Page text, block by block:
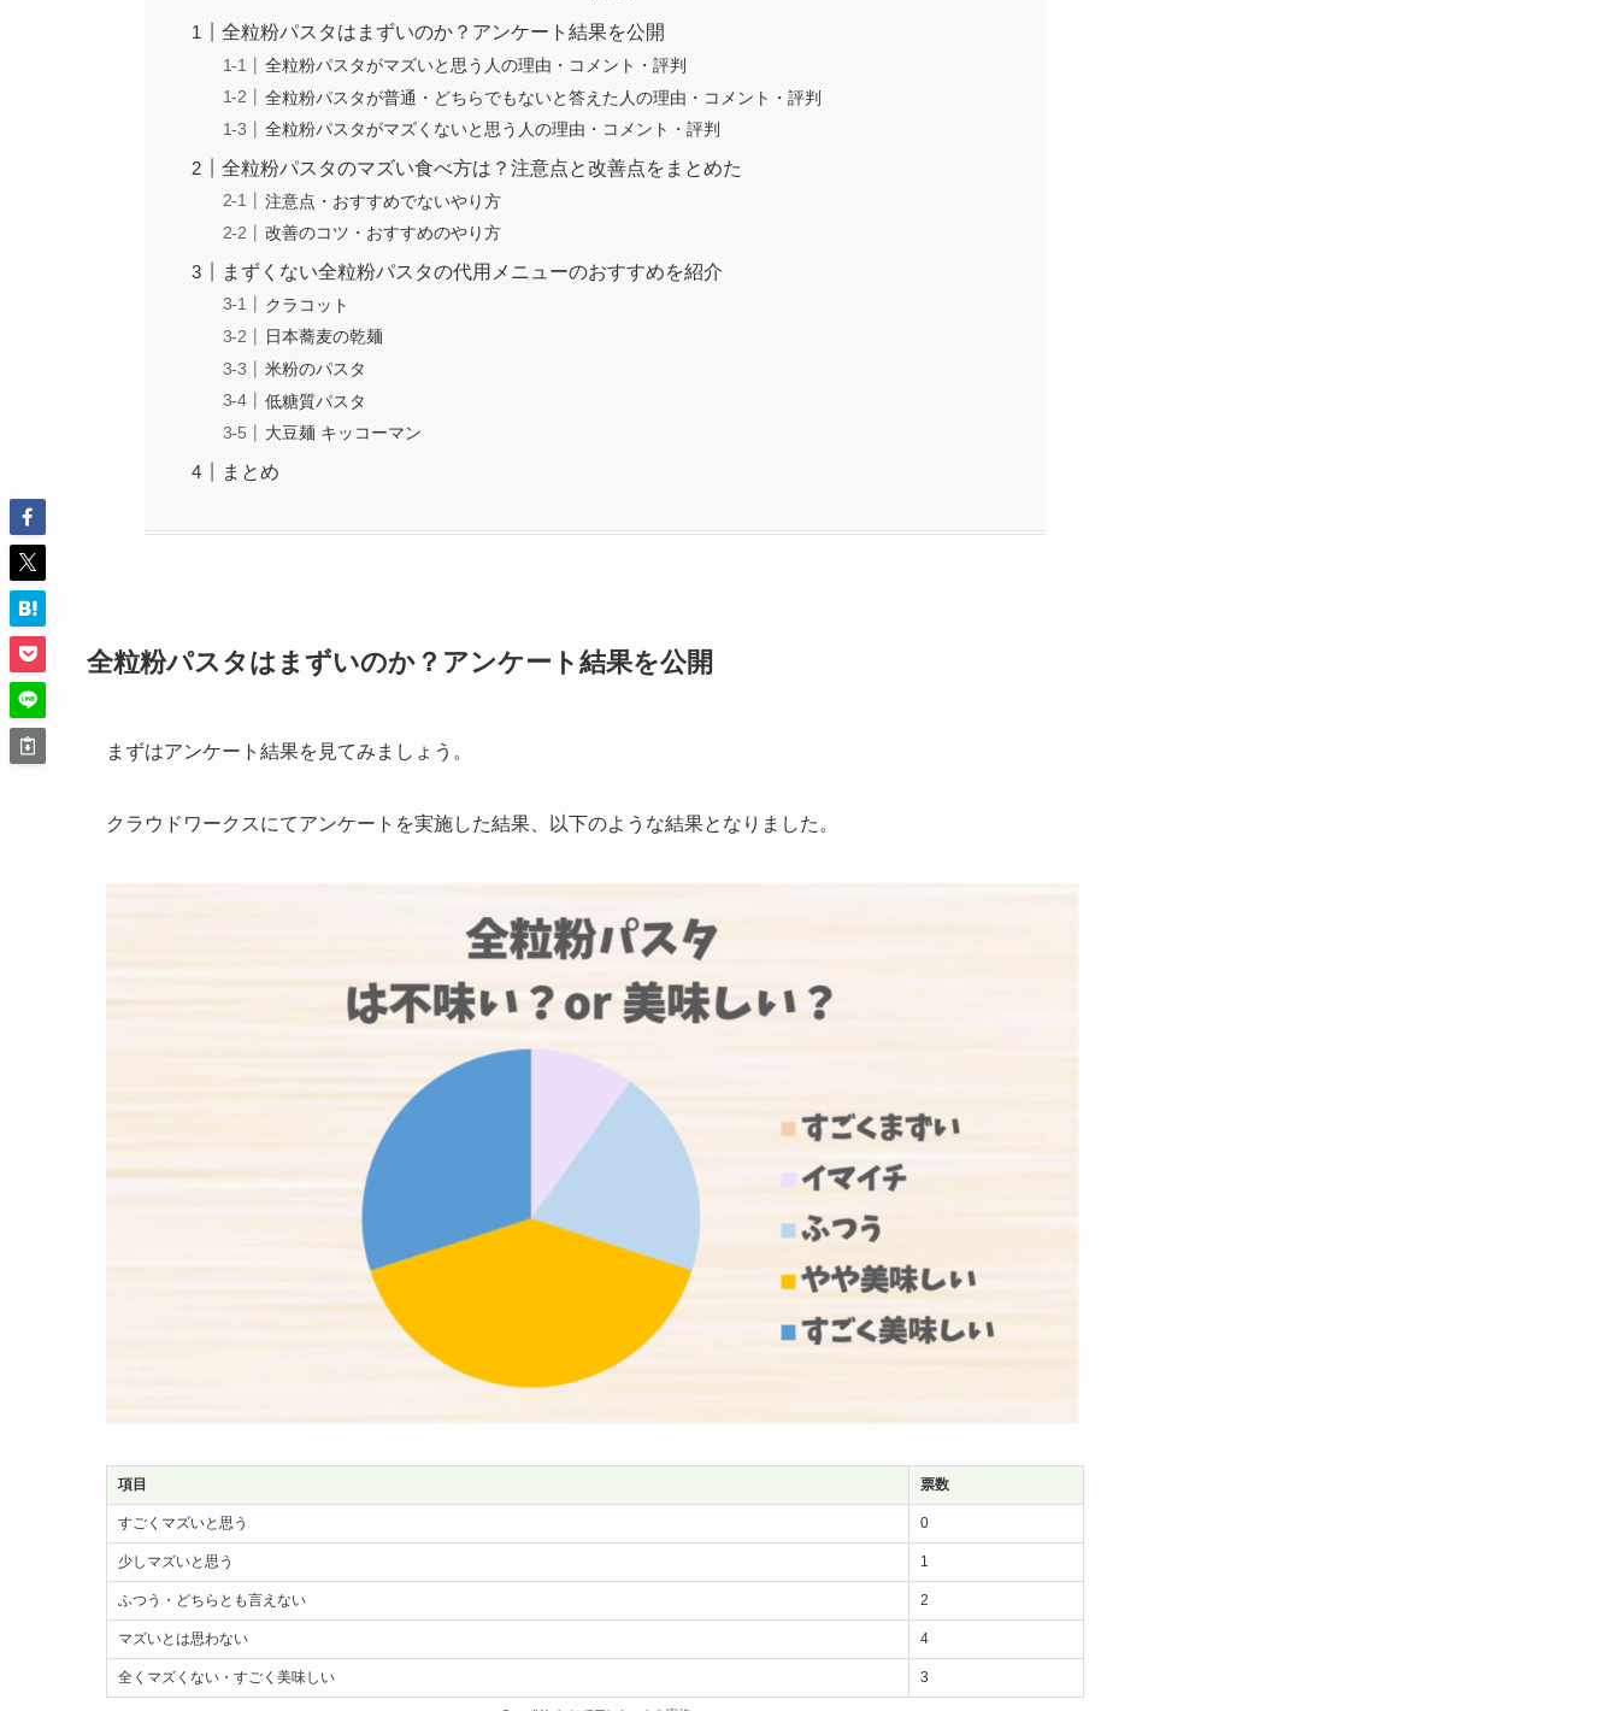
全粒粉パスタはまずいのか？アンケート結果を公開
全粒粉パスタがマズいと思う人の理由・コメント・評判
全粒粉パスタが普通・どちらでもないと答えた人の理由・コメント・評判
全粒粉パスタがマズくないと思う人の理由・コメント・評判
全粒粉パスタのマズい食べ方は？注意点と改善点をまとめた
注意点・おすすめでないやり方
改善のコツ・おすすめのやり方
まずくない全粒粉パスタの代用メニューのおすすめを紹介
クラコット
日本蕎麦の乾麺
米粉のパスタ
低糖質パスタ
大豆麺 キッコーマン
まとめ
全粒粉パスタはまずいのか？アンケート結果を公開
まずはアンケート結果を見てみましょう。
クラウドワークスにてアンケートを実施した結果、以下のような結果となりました。
項目 票数
すごくマズいと思う 0
少しマズいと思う 1
ふつう・どちらとも言えない 2
マズいとは思わない 4
全くマズくない・すごく美味しい 3